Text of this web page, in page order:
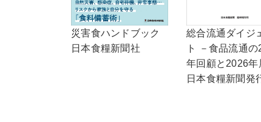
災害食ハンドブック
日本食糧新聞社
総合流通ダイジ
ト －食品流通
年回顧と2026年
日本食糧新聞発